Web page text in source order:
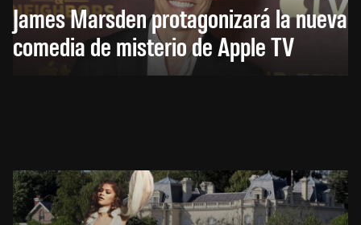
James Marsden protagonizará la nueva
comedia de misterio de Apple TV